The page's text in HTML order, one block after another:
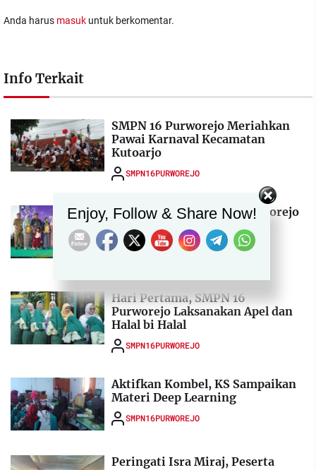
Anda harus masuk untuk berkomentar.
Info Terkait
SMPN 16 Purworejo Meriahkan
Pawai Karnaval Kecamatan
Kutoarjo
SMPN16PURWOREJO
Purnawiyata SMPN 16 Purworejo
Semarak
Hari Pertama, SMPN 16
Purworejo Laksanakan Apel dan
Halal bi Halal
SMPN16PURWOREJO
Aktifkan Kombel, KS Sampaikan
Materi Deep Learning
SMPN16PURWOREJO
Peringati Isra Miraj, Peserta
Enjoy, Follow & Share Now!